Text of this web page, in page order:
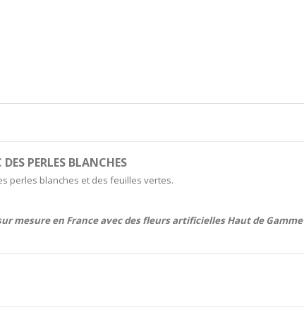
PERLES BLANCHES
perles blanches et des feuilles vertes.
mesure en France avec des fleurs artificielles Haut de Gamme